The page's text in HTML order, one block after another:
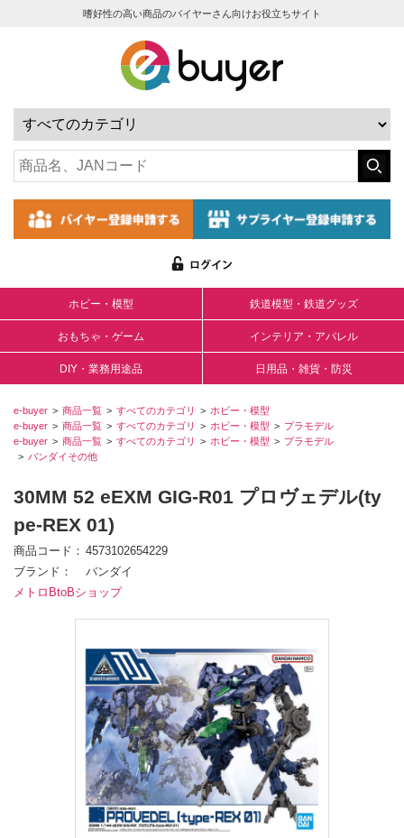
嗜好性の高い商品のバイヤーさん向けお役立ちサイト
ホビー・模型 鉄道模型・鉄道グッズ
おもちゃ・ゲーム インテリア・アパレル
DIY・業務用途品 日用品・雑貨・防災
e-buyer 商品一覧 すべてのカテゴリ
ホビー・模型
e-buyer
商品一覧 すべてのカテゴリ ホビー・模型
プラモデル
e-buyer
商品一覧 すべてのカテゴリ ホビー・模型
プラモデル
バンダイその他
30MM 52 eEXM GIG-R01 プロヴェデル(ty
pe-REX 01)
商品コード
4573102654229
ブランド
バンダイ
メトロBtoBショップ